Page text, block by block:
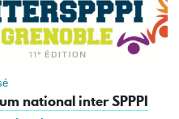
national inter SPPPI